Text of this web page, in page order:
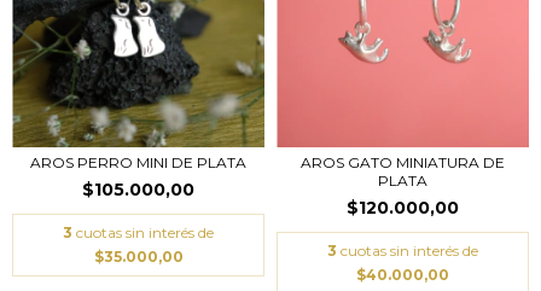
AROS PERRO MINI DE PLATA
$105.000,00
3 cuotas sin interés de
$35.000,00
AROS GATO MINIATURA DE
PLATA
$120.000,00
3 cuotas sin interés de
$40.000,00